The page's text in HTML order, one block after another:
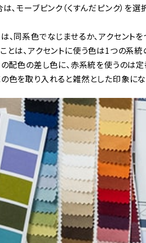
は、モーブピンク（くすんだピンク）
、同系色でなじませるか、アクセント
とは、アクセントに使う色は1つの系統
の配色の差し色に、赤系統を使うのは
色を取り入れると雑然とした印象にな